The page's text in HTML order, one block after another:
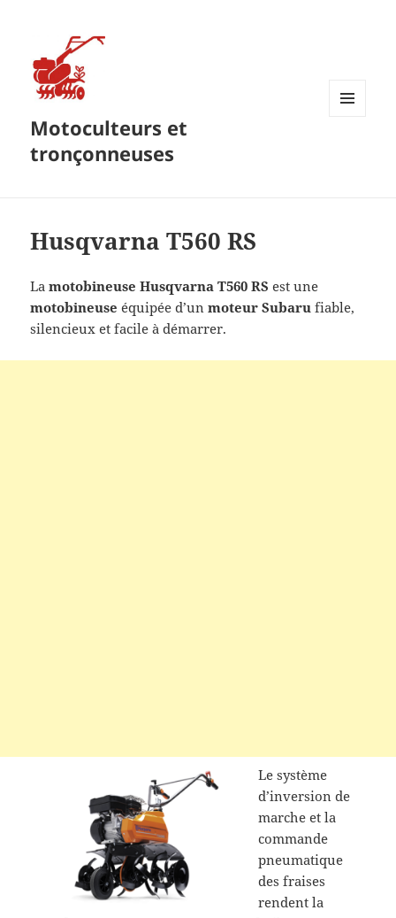
Motoculteurs et
tronçonneuses
Husqvarna T560 RS
Lamotobineuse Husqvarna T560 RS est une
motobineuse équipée d’unmoteur Subarufiable,
silencieux et facile à démarrer.
Le système
d’inversion de
marche et la
commande
pneumatique
des fraises
rendent la